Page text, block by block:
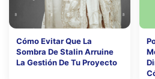
Cómo Evitar Que La
Sombra De Stalin Arruine
La Gestión De Tu Proyecto